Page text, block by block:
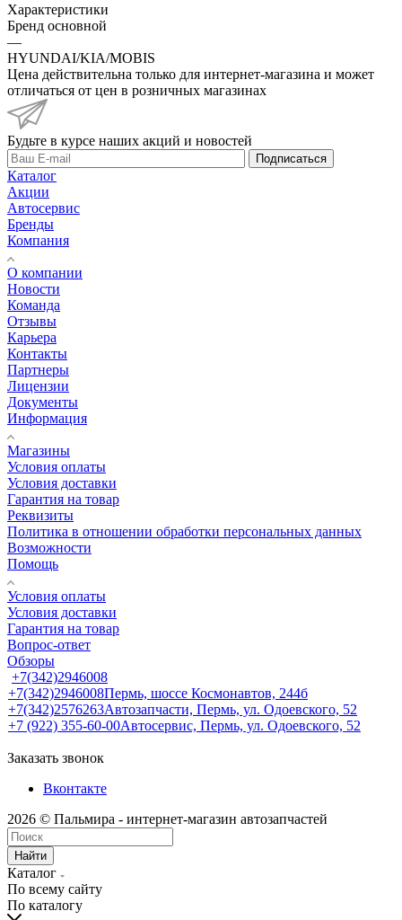
Характеристики
Бренд основной
—
HYUNDAI/KIA/MOBIS
Цена действительна только для интернет-магазина и может
отличаться от цен в розничных магазинах
Будьте в курсе наших акций и новостей
Подписаться
Каталог
Акции
Автосервис
Бренды
Компания
О компании
Новости
Команда
Отзывы
Карьера
Контакты
Партнеры
Лицензии
Документы
Информация
Магазины
Условия оплаты
Условия доставки
Гарантия на товар
Реквизиты
Политика в отношении обработки персональных данных
Возможности
Помощь
Условия оплаты
Условия доставки
Гарантия на товар
Вопрос-ответ
Обзоры
+7(342)2946008
+7(342)2946008Пермь, шоссе Космонавтов, 244б
+7(342)2576263Автозапчасти, Пермь, ул. Одоевского, 52
+7 (922) 355-60-00Автосервис, Пермь, ул. Одоевского, 52
Заказать звонок
Вконтакте
2026 © Пальмира - интернет-магазин автозапчастей
Найти
Каталог
По всему сайту
По каталогу